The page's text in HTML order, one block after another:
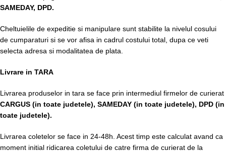
SAMEDAY, DPD.
Cheltuielile de expeditie si manipulare sunt stabilite la nivelul cosului
de cumparaturi si se vor afisa in cadrul costului total, dupa ce veti
selecta adresa si modalitatea de plata.
Livrare in TARA
Livrarea produselor in tara se face prin intermediul firmelor de curierat
CARGUS (in toate judetele), SAMEDAY (in toate judetele), DPD (in
toate judetele).
Livrarea coletelor se face in 24-48h. Acest timp este calculat avand ca
moment initial ridicarea coletului de catre firma de curierat de la